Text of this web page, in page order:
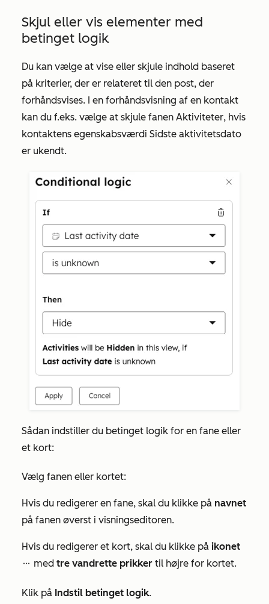
Skjul eller vis elementer med
betinget logik
Du kan vælge at vise eller skjule indhold baseret
på kriterier, der er relateret til den post, der
forhåndsvises. I en forhåndsvisning af en kontakt
kan du f.eks. vælge at skjule fanen Aktiviteter, hvis
kontaktens egenskabsværdi Sidste aktivitetsdato
er ukendt.
Sådan indstiller du betinget logik for en fane eller
et kort:
Vælg fanen eller kortet:
Hvis du redigerer en fane, skal du klikke på navnet
på fanen øverst i visningseditoren.
Hvis du redigerer et kort, skal du klikke på ikonet
ellipses med tre vandrette prikker til højre for kortet.
Klik på Indstil betinget logik.